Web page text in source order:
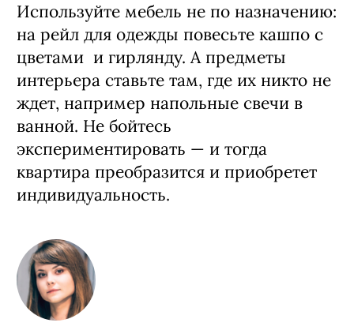
Используйте мебель не по назначению:
на рейл для одежды повесьте кашпо с
цветами и гирлянду. А предметы
интерьера ставьте там, где их никто не
ждет, например напольные свечи в
ванной. Не бойтесь
экспериментировать — и тогда
квартира преобразится и приобретет
индивидуальность.